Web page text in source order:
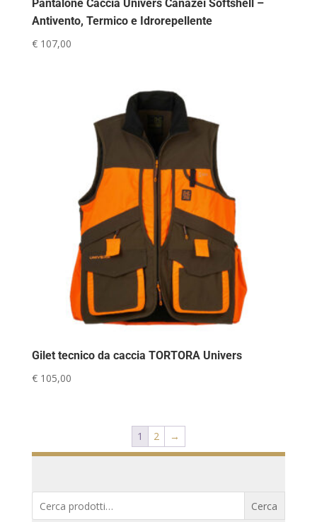
Pantalone Caccia Univers Canazei Softshell –
Antivento, Termico e Idrorepellente
€107,00
Gilet tecnico da caccia TORTORA Univers
€105,00
1 2 →
Cerca